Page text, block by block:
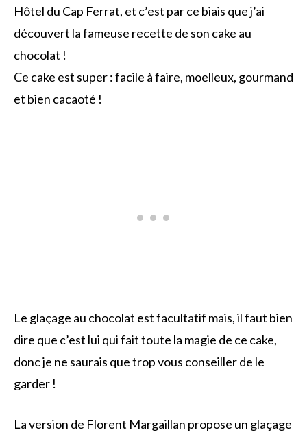
Hôtel du Cap Ferrat, et c’est par ce biais que j’ai
découvert la fameuse recette de son cake au
chocolat !
Ce cake est super : facile à faire, moelleux, gourmand
et bien cacaoté !
Le glaçage au chocolat est facultatif mais, il faut bien
dire que c’est lui qui fait toute la magie de ce cake,
donc je ne saurais que trop vous conseiller de le
garder !
La version de Florent Margaillan propose un glaçage